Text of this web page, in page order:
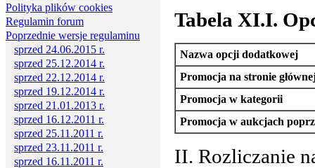
Polityka plików cookies
Regulamin forum
Poprzednie wersje regulaminu
sprzed 24.06.2015 r.
sprzed 25.12.2014 r.
sprzed 22.12.2014 r.
sprzed 19.12.2014 r.
sprzed 21.01.2013 r.
sprzed 16.12.2011 r.
sprzed 25.11.2011 r.
sprzed 23.11.2011 r.
sprzed 16.11.2011 r.
Tabela XI.I.
Nazwa opcji dodatkowej
Promocja na stronie
Promocja w kategorii
Promocja w aukcjach
II. Rozliczanie